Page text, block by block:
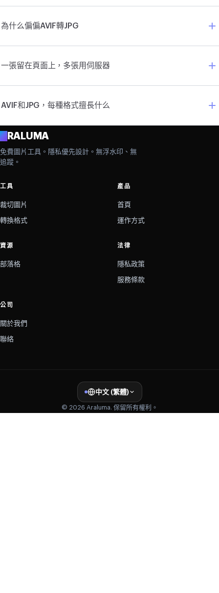
為什么偏偏AVIF轉JPG
一張留在頁面上，多張用伺服器
AVIF和JPG，每種格式擅長什么
ARALUMA
免費圖片工具。隱私優先設計。無浮水印、無
追蹤。
工具
裁切圖片
轉換格式
產品
首頁
運作方式
資源
部落格
法律
隱私政策
服務條款
公司
關於我們
聯絡
中文 (繁體)
© 2026 Araluma. 保留所有權利。